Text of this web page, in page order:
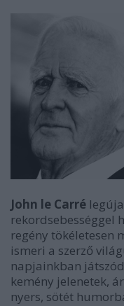
John le Carré
rekordsebességgel
regény tökéletesen
ismeri a szerző
napjainkban
kemény jelenetek,
nyers, sötét